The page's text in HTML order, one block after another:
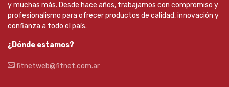
y muchas más. Desde hace años, trabajamos con compromiso y
profesionalismo para ofrecer productos de calidad, innovación y
confianza a todo el país.
¿Dónde estamos?
fitnetweb@fitnet.com.ar